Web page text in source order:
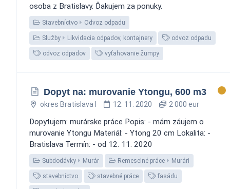
osoba z Bratislavy. Ďakujem za ponuky.
Stavebníctvo Odvoz odpadu
Služby Likvidacia odpadov, kontajnery odvoz odpadu
odvoz odpadov vyťahovanie žumpy
Dopyt na: murovanie Ytongu, 600 m3
okres Bratislava I 12. 11. 2020 2 000 eur
Dopytujem: murárske práce Popis: - mám záujem o
murovanie Ytongu Materiál: - Ytong 20 cm Lokalita: -
Bratislava Termín: - od 12. 11. 2020
Subdodávky Murár Remeselné práce Murári
stavebníctvo stavebné práce fasádu